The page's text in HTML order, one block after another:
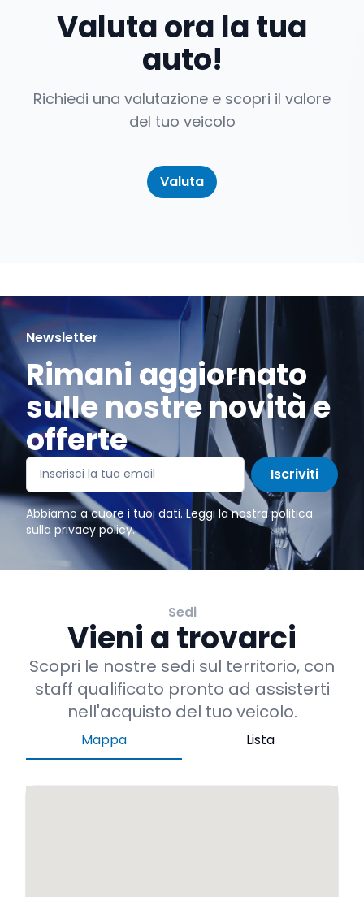
Valuta ora la tua
auto!
Richiedi una valutazione e scopri il valore
del tuo veicolo
Valuta
Newsletter
Rimani aggiornato
sulle nostre novità e
offerte
Iscriviti
Abbiamo a cuore i tuoi dati. Leggi la nostra politica
sulla privacy policy.
Sedi
Vieni a trovarci
Scopri le nostre sedi sul territorio, con
staff qualificato pronto ad assisterti
nell'acquisto del tuo veicolo.
Mappa Lista